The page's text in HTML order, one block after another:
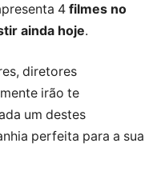
4 filmes no
ainda hoje.
diretores
irão te
um destes
perfeita para a sua